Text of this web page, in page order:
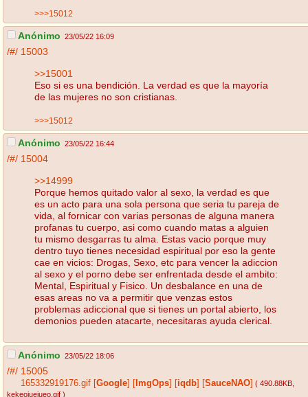
>>>15012
Anónimo 23/05/22 16:09
/#/ 15003
>>15001
Eso si es una bendición. La verdad es que la mayoría
de las mujeres no son cristianas.
>>>15012
Anónimo 23/05/22 16:44
/#/ 15004
>>14999
Porque hemos quitado valor al sexo, la verdad es que
es un acto para una sola persona que seria tu pareja de
vida, al fornicar con varias personas de alguna manera
profanas tu cuerpo, asi como cuando matas a alguien
tu mismo desgarras tu alma. Estas vacio porque muy
dentro tuyo tienes necesidad espiritual por eso la gente
cae en vicios: Drogas, Sexo, etc para vencer la adiccion
al sexo y el porno debe ser enfrentada desde el ambito:
Mental, Espiritual y Fisico. Un desbalance en una de
esas areas no va a permitir que venzas estos
problemas adiccional que si tienes un portal abierto, los
demonios pueden atacarte, necesitaras ayuda clerical.
Anónimo 23/05/22 18:06
/#/ 15005
165332919176.gif Google ImgOps iqdb SauceNAO ( 490.88KB
kekeojuejueo.gif )